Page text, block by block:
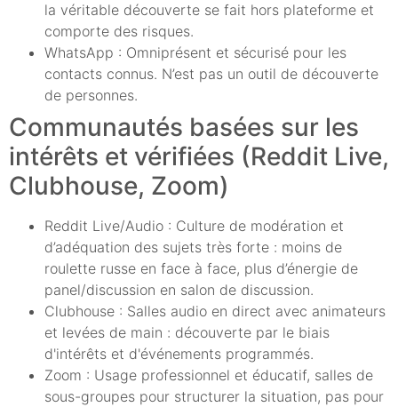
la véritable découverte se fait hors plateforme et
comporte des risques.
WhatsApp : Omniprésent et sécurisé pour les
contacts connus. N’est pas un outil de découverte
de personnes.
Communautés basées sur les
intérêts et vérifiées (Reddit Live,
Clubhouse, Zoom)
Reddit Live/Audio : Culture de modération et
d’adéquation des sujets très forte : moins de
roulette russe en face à face, plus d’énergie de
panel/discussion en salon de discussion.
Clubhouse : Salles audio en direct avec animateurs
et levées de main : découverte par le biais
d'intérêts et d'événements programmés.
Zoom : Usage professionnel et éducatif, salles de
sous-groupes pour structurer la situation, pas pour